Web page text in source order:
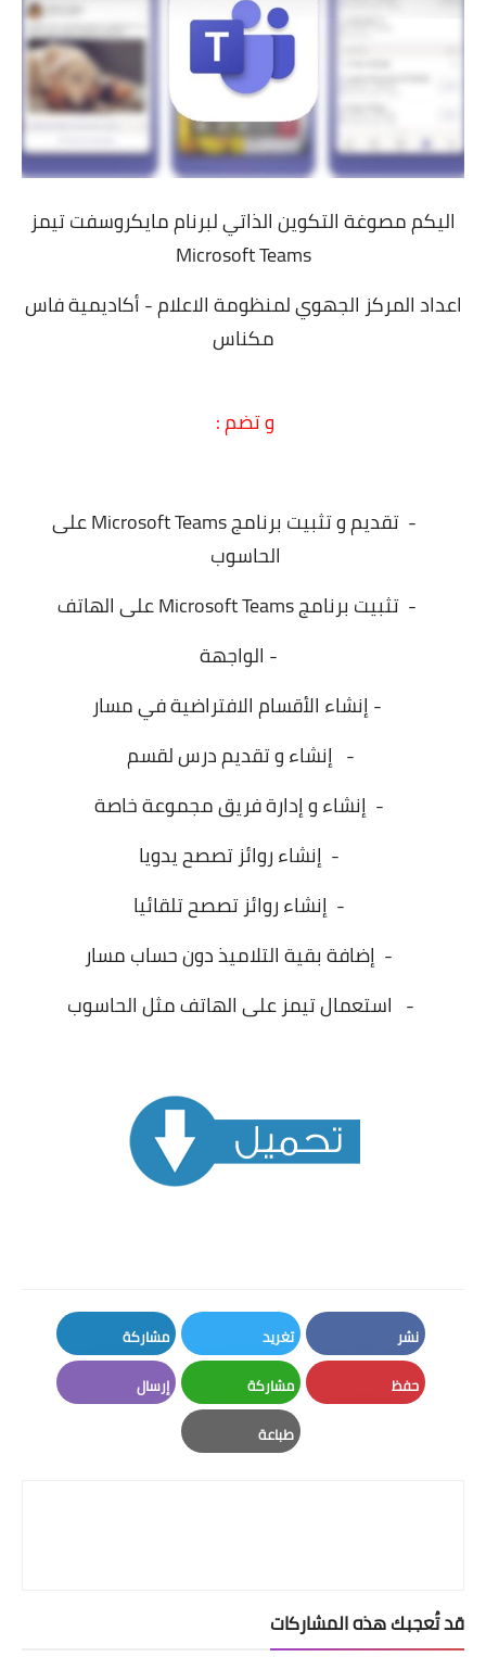
اليكم مصوغة التكوين الذاتي لبرنام مايكروسفت تيمز
Microsoft Teams
اعداد المركز الجهوي لمنظومة الاعلام - أكاديمية فاس
مكناس
و تضم :
- تقديم و تثبيت برنامج Microsoft Teams على
الحاسوب
- تثبيت برنامج Microsoft Teams على الهاتف
- الواجهة
- إنشاء الأقسام الافتراضية في مسار
- إنشاء و تقديم درس لقسم
- إنشاء و إدارة فريق مجموعة خاصة
- إنشاء روائز تصصح يدويا
- إنشاء روائز تصصح تلقائيا
- إضافة بقية التلاميذ دون حساب مسار
- استعمال تيمز على الهاتف مثل الحاسوب
نشر
Facebook
تغريد
Twitter
مشاركة
LinkedIn
حفظ مشاركة
Whatsapp
إرسال
طباعة
قد تُعجبك هذه المشاركات